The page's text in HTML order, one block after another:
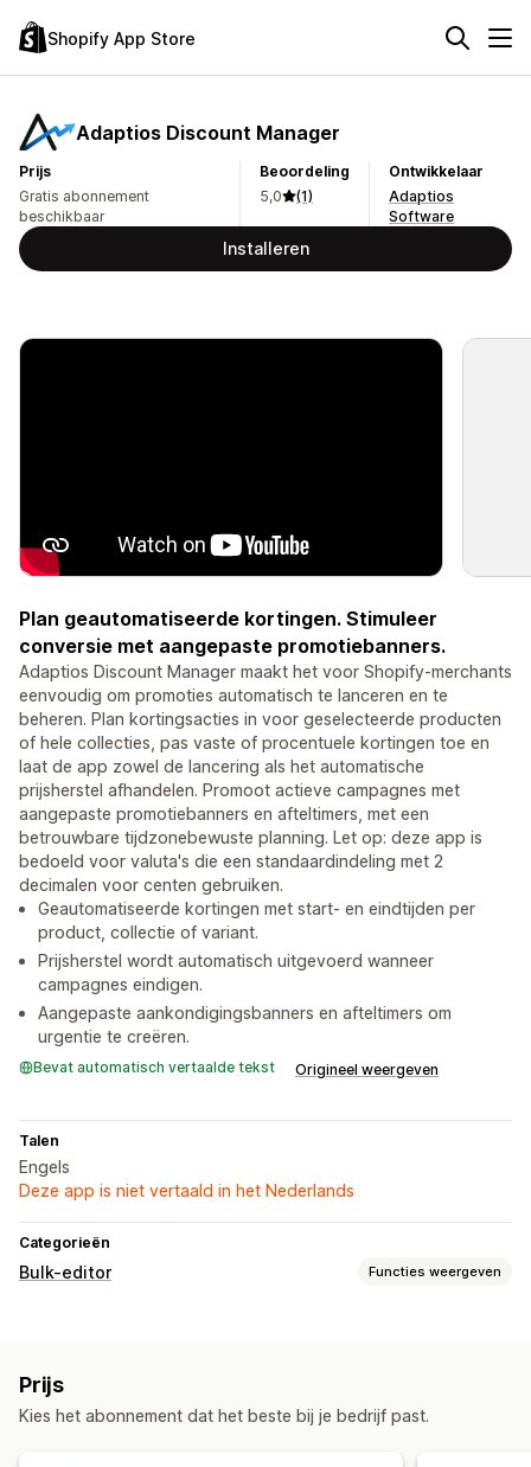
Shopify App Store
Adaptios Discount Manager
Prijs
Gratis abonnement
beschikbaar
Beoordeling
5,0
(1)
Ontwikkelaar
Adaptios
Software
Installeren
Plan geautomatiseerde kortingen. Stimuleer
conversie met aangepaste promotiebanners.
Adaptios Discount Manager maakt het voor Shopify-merchants
eenvoudig om promoties automatisch te lanceren en te
beheren. Plan kortingsacties in voor geselecteerde producten
of hele collecties, pas vaste of procentuele kortingen toe en
laat de app zowel de lancering als het automatische
prijsherstel afhandelen. Promoot actieve campagnes met
aangepaste promotiebanners en afteltimers, met een
betrouwbare tijdzonebewuste planning. Let op: deze app is
bedoeld voor valuta's die een standaardindeling met 2
decimalen voor centen gebruiken.
Geautomatiseerde kortingen met start- en eindtijden per
product, collectie of variant.
Prijsherstel wordt automatisch uitgevoerd wanneer
campagnes eindigen.
Aangepaste aankondigingsbanners en afteltimers om
urgentie te creëren.
Bevat automatisch vertaalde tekst Origineel weergeven
Talen
Engels
Deze app is niet vertaald in het Nederlands
Categorieën
Bulk-editor Functies weergeven
Acties
Prijs
Kies het abonnement dat het beste bij je bedrijf past.